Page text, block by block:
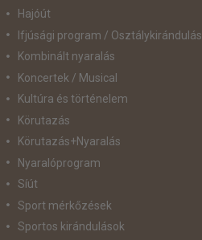
Hajóút
Ifjúsági program / Osztálykirándulás
Kombinált nyaralás
Koncertek / Musical
Kultúra és történelem
Körutazás
Körutazás+Nyaralás
Nyaralóprogram
Síút
Sport mérkőzések
Sportos kirándulások